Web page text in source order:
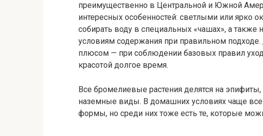
преимущественно в Центральной и Южной
интересных особенностей: светлыми или ярко
собирать воду в специальных «чашах», а также
условиям содержания при правильном
плюсом — при соблюдении базовых правил
красотой долгое время.
Все бромелиевые растения делятся на эпифиты,
наземные виды. В домашних условиях чаще
формы, но среди них тоже есть те, которые